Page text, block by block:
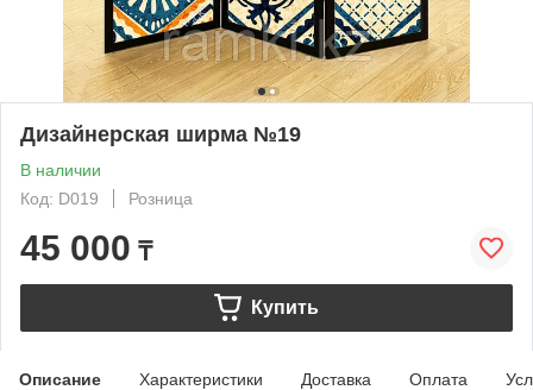
Дизайнерская ширма №19
В наличии
Код: D019
Розница
45 000 ₸
Купить
Описание Характеристики Доставка Оплата